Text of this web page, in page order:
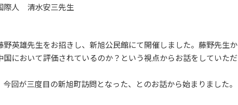
際人 清水安三先生
英雄先生をお招きし、新旭公民館にて開催しました。藤野先生か
国において評価されているのか？という視点からお話をしていただ
回が三度目の新旭町訪問となった、とのお話から始まりました。